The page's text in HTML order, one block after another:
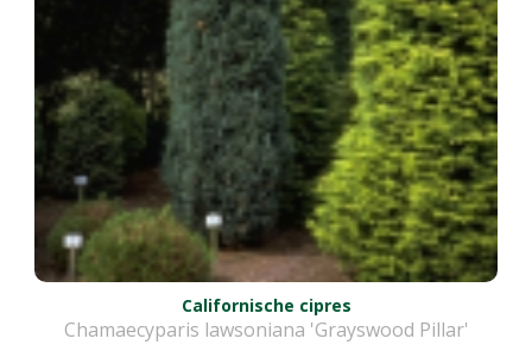
Californische cipres
Chamaecyparis lawsoniana 'Grayswood Pillar'